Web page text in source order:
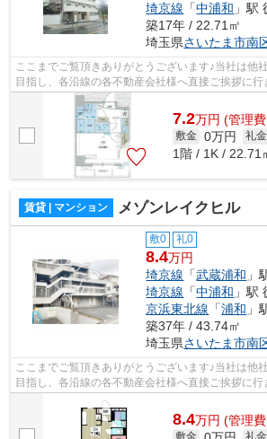
埼京線 「中浦和 」駅
築17年 / 22.71㎡
埼玉県さいたま市南
ここまでご覧頂きありがとうございます♪当社は他
目指し、各沿線の各不動産会社様へ直接ご挨拶に
様へ提供しております！最新の情報は...
7.2万円 (管理
敷金 0万円 礼金
1階 / 1K / 22.71
賃貸 | マンション メゾンレイクヒル
敷0 礼0
8.4万円
埼京線 「武蔵浦和 」
埼京線 「中浦和 」駅
京浜東北線 「浦和 」
築37年 / 43.74㎡
埼玉県さいたま市南
ここまでご覧頂きありがとうございます♪当社は他
目指し、各沿線の各不動産会社様へ直接ご挨拶に
様へ提供しております！最新の情報は...
8.4万円 (管理